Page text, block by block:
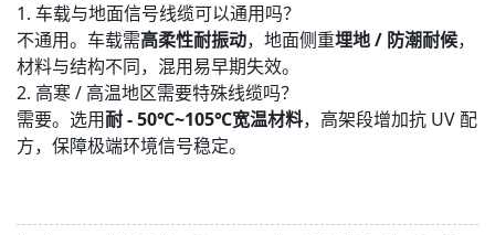
1. 车载与地面信号线缆可以通用吗？
不通用。车载需高柔性耐振动，地面侧重埋地 / 防潮耐候，
材料与结构不同，混用易早期失效。
2. 高寒 / 高温地区需要特殊线缆吗？
需要。选用耐 - 50℃~105℃宽温材料，高架段增加抗 UV 配
方，保障极端环境信号稳定。